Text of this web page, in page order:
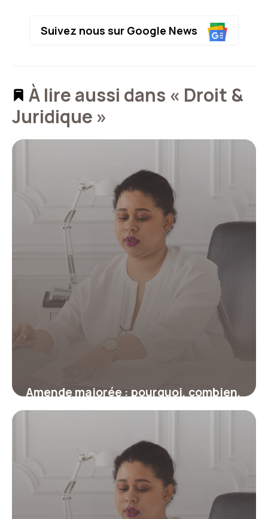
Suivez nous sur Google News
À lire aussi dans « Droit &
Juridique »
Amende majorée : pourquoi, combien,
et comment revenir au tarif initial ?